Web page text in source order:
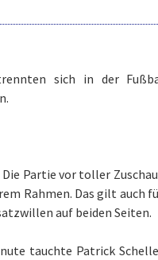
sich in der
Die Partie vor toller
Rahmen. Das gilt auch
auf beiden Seiten.
tauchte Patrick